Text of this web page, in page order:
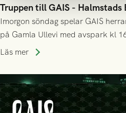
Truppen till GAIS - Halmstads
Imorgon söndag spelar GAIS
på Gamla Ullevi med avspark kl
ledarstaben har tagit ut följande
Läs mer